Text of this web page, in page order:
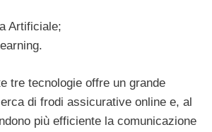
Artificiale;
tre tecnologie offre un grande
di frodi assicurative online e, al
più efficiente la comunicazione